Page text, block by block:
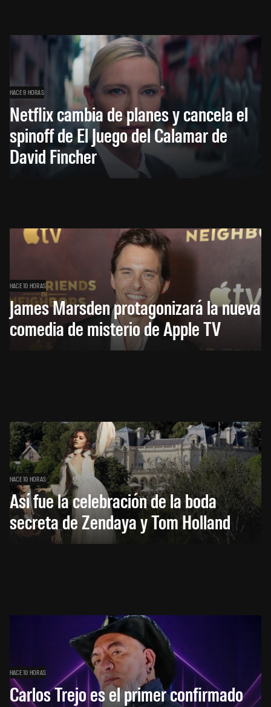
HACE 9 HORAS
Netflix cambia de planes y cancela el
spinoff de El Juego del Calamar de
David Fincher
HACE 10 HORAS
James Marsden protagonizará la nueva
comedia de misterio de Apple TV
HACE 10 HORAS
Así fue la celebración de la boda
secreta de Zendaya y Tom Holland
HACE 10 HORAS
Carlos Trejo es el primer confirmado